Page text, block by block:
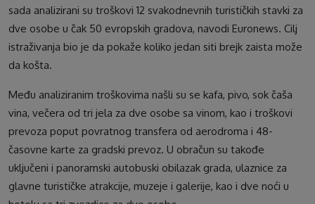
sada analizirani su troškovi 12 svakodnevnih turističkih stavki za
dve osobe u čak 50 evropskih gradova, navodi Euronews. Cilj
istraživanja bio je da pokaže koliko jedan siti brejk zaista može
da košta.
Među analiziranim troškovima našli su se kafa, pivo, sok čaša
vina, večera od tri jela za dve osobe sa vinom, kao i troškovi
prevoza poput povratnog transfera od aerodroma i 48-
časovne karte za gradski prevoz. U obračun su takođe
uključeni i panoramski autobuski obilazak grada, ulaznice za
glavne turističke atrakcije, muzeje i galerije, kao i dve noći u